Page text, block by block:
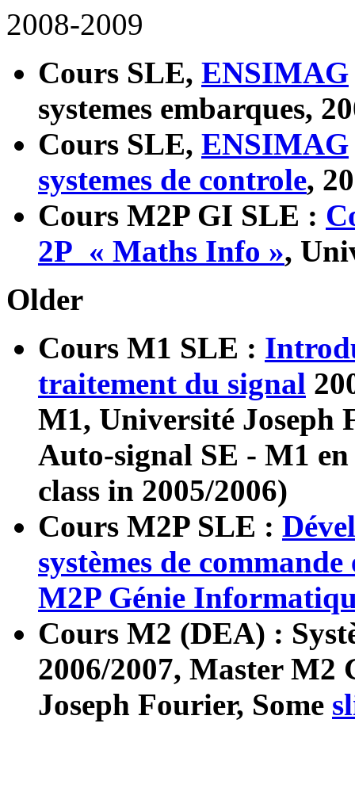
2008-2009
Cours SLE, ENSIMAG
systemes embarques,
Cours SLE, ENSIMAG
systemes de controle,
Cours M2P GI SLE :
2P « Maths Info »,
Older
Cours M1 SLE :
traitement du signal
M1, Université Joseph
Auto-signal SE - M1
class in 2005/2006)
Cours M2P SLE :
systèmes de
M2P Génie
Cours M2 (DEA) :
2006/2007, Master M2
Joseph Fourier, Some